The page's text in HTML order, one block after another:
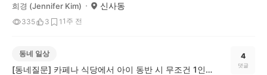
희경 (Jennifer Kim) 신사동
335 3 1 1주 전
동네 일상
[동네질문] 카페나 식당에서 아이 동반 시 무조건 1인 1메뉴, 이건 문제다 vs 괜찮다?
4
댓글